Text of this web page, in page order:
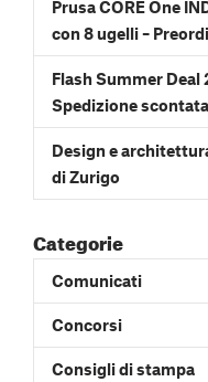
Prusa CORE One
con 8 ugelli –
Flash Summer
Spedizione
Design e
di Zurigo
Categorie
Comunicati
Concorsi
Consigli di stampa